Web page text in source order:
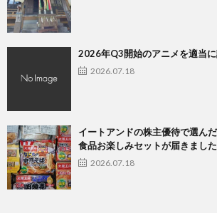
2026年Q3開始のアニメを適当
2026.07.18
イートアンドの株主優待で選ん
食品お楽しみセットが届きました
2026.07.18